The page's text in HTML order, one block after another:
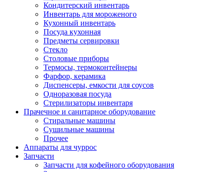
Кондитерский инвентарь
Инвентарь для мороженого
Кухонный инвентарь
Посуда кухонная
Предметы сервировки
Стекло
Столовые приборы
Термосы, термоконтейнеры
Фарфор, керамика
Диспенсеры, емкости для соусов
Одноразовая посуда
Стерилизаторы инвентаря
Прачечное и санитарное оборудование
Стиральные машины
Сушильные машины
Прочее
Аппараты для чуррос
Запчасти
Запчасти для кофейного оборудования